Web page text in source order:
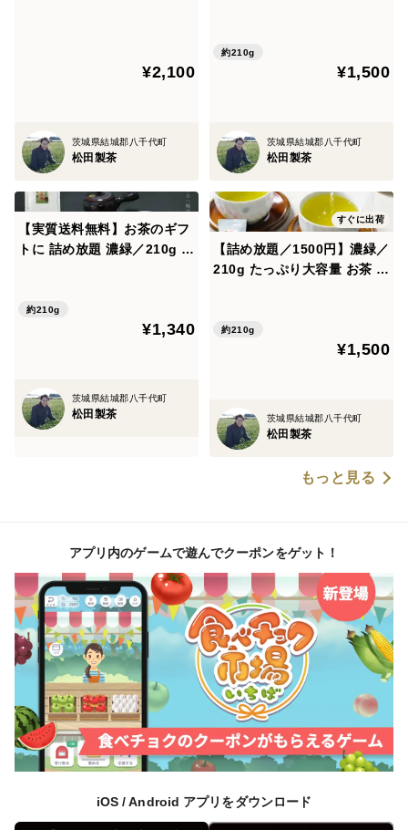
¥2,100
茨城県結城郡八千代町
松田製茶
約210g
¥1,500
茨城県結城郡八千代町
松田製茶
【実質送料無料】お茶のギフ
トに 詰め放題 濃緑／210g 茶
約210g
¥1,340
茨城県結城郡八千代町
松田製茶
すぐに出荷
【詰め放題／1500円】濃緑／
210g たっぷり大容量 お茶 緑
茶インストラクター監修 茶葉
約210g
¥1,500
茨城県結城郡八千代町
松田製茶
もっと見る
アプリ内のゲームで遊んでクーポンをゲット！
iOS / Android アプリをダウンロード